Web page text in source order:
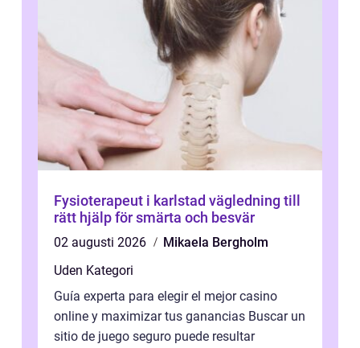
Fysioterapeut i karlstad vägledning till
rätt hjälp för smärta och besvär
02 augusti 2026
Mikaela Bergholm
Uden Kategori
Guía experta para elegir el mejor casino
online y maximizar tus ganancias Buscar un
sitio de juego seguro puede resultar